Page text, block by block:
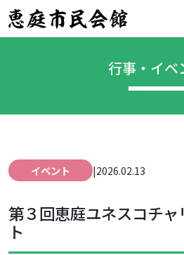
行事・イベ
イベント |2026.02.13
第３回恵庭ユネスコチ
ト